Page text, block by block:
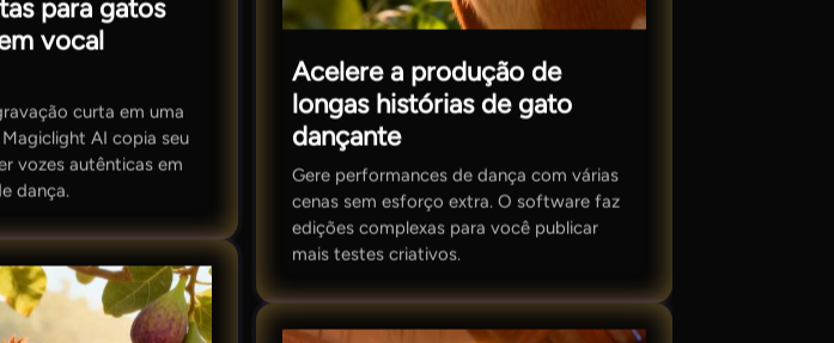
para gatos
vocal
curta em uma
AI copia seu
vozes autênticas em
dança.
Acelere a produção de
longas histórias de gato
dançante
Gere performances de dança com várias
cenas sem esforço extra. O software faz
edições complexas para você publicar
mais testes criativos.